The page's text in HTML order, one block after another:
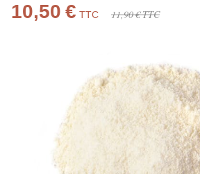
10,50 € TTC 11,90 €TTC